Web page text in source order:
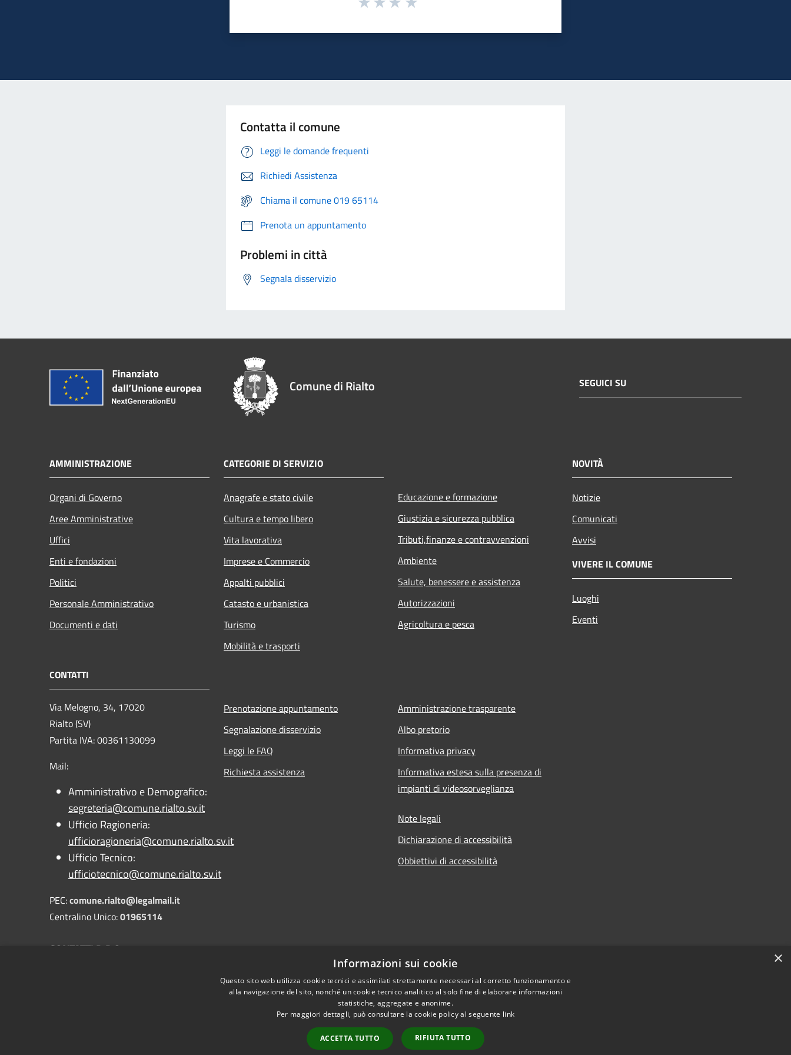
Contatta il comune
Leggi le domande frequenti
Richiedi Assistenza
Chiama il comune 019 65114
Prenota un appuntamento
Problemi in città
Segnala disservizio
Comune di Rialto SEGUICI SU
AMMINISTRAZIONE
Organi di Governo
Aree Amministrative
Uffici
Enti e fondazioni
Politici
Personale Amministrativo
Documenti e dati
CATEGORIE DI SERVIZIO
Anagrafe e stato civile
Cultura e tempo libero
Vita lavorativa
Imprese e Commercio
Appalti pubblici
Catasto e urbanistica
Turismo
Mobilità e trasporti
Educazione e formazione
Giustizia e sicurezza pubblica
Tributi,finanze e contravvenzioni
Ambiente
Salute, benessere e assistenza
Autorizzazioni
Agricoltura e pesca
NOVITÀ
Notizie
Comunicati
Avvisi
VIVERE IL COMUNE
Luoghi
Eventi
CONTATTI
Via Melogno, 34, 17020
Rialto (SV)
Partita IVA: 00361130099
Mail:
Amministrativo e Demografico:
segreteria@comune.rialto.sv.it
Ufficio Ragioneria:
ufficioragioneria@comune.rialto.sv.it
Ufficio Tecnico:
ufficiotecnico@comune.rialto.sv.it
PEC:comune.rialto@legalmail.it
Centralino Unico:01965114
CONTATTI D.P.O.
Prenotazione appuntamento
Segnalazione disservizio
Leggi le FAQ
Richiesta assistenza
Amministrazione trasparente
Albo pretorio
Informativa privacy
Informativa estesa sulla presenza di
impianti di videosorveglianza
Note legali
Dichiarazione di accessibilità
Obbiettivi di accessibilità
×
Informazioni sui cookie
Questo sito web utilizza cookie tecnici e assimilati strettamente necessari al corretto funzionamento e
alla navigazione del sito, nonché un cookie tecnico analitico al solo fine di elaborare informazioni
statistiche, aggregate e anonime.
Per maggiori dettagli, può consultare la cookie policy al seguente link
ACCETTA TUTTO RIFIUTA TUTTO